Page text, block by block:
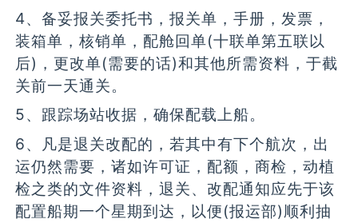
4、备妥报关委托书，报关单，手册，发票，
装箱单，核销单，配舱回单(十联单第五联以
后)，更改单(需要的话)和其他所需资料，于截
关前一天通关。
5、跟踪场站收据，确保配载上船。
6、凡是退关改配的，若其中有下个航次，出
运仍然需要，诸如许可证，配额，商检，动植
检之类的文件资料，退关、改配通知应先于该
配置船期一个星期到达，以便(报运部)顺利抽